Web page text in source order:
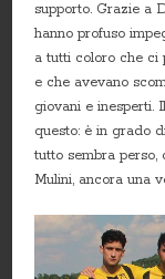
supporto. Grazie a
hanno profuso
a tutti coloro che ci
e che avevano
giovani e inesperti.
questo: è in grado
tutto sembra
Mulini, ancora una